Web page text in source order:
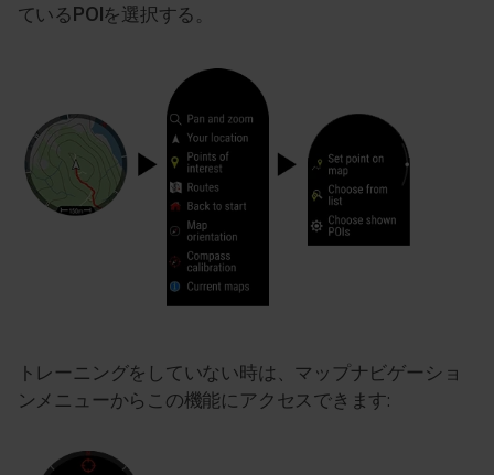
ているPOIを選択する 。
トレーニングをしていない時は、マップナビゲーショ
ンメニューからこの機能にアクセスできます: